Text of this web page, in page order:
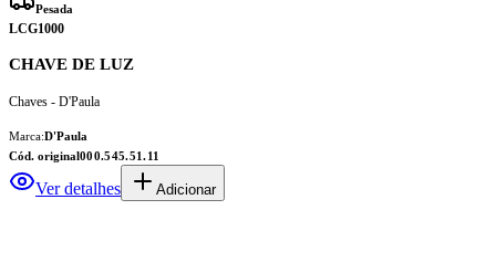
Pesada
LCG1000
CHAVE DE LUZ
Chaves - D'Paula
Marca:D'Paula
Cód. original000.545.51.11
Ver detalhes Adicionar